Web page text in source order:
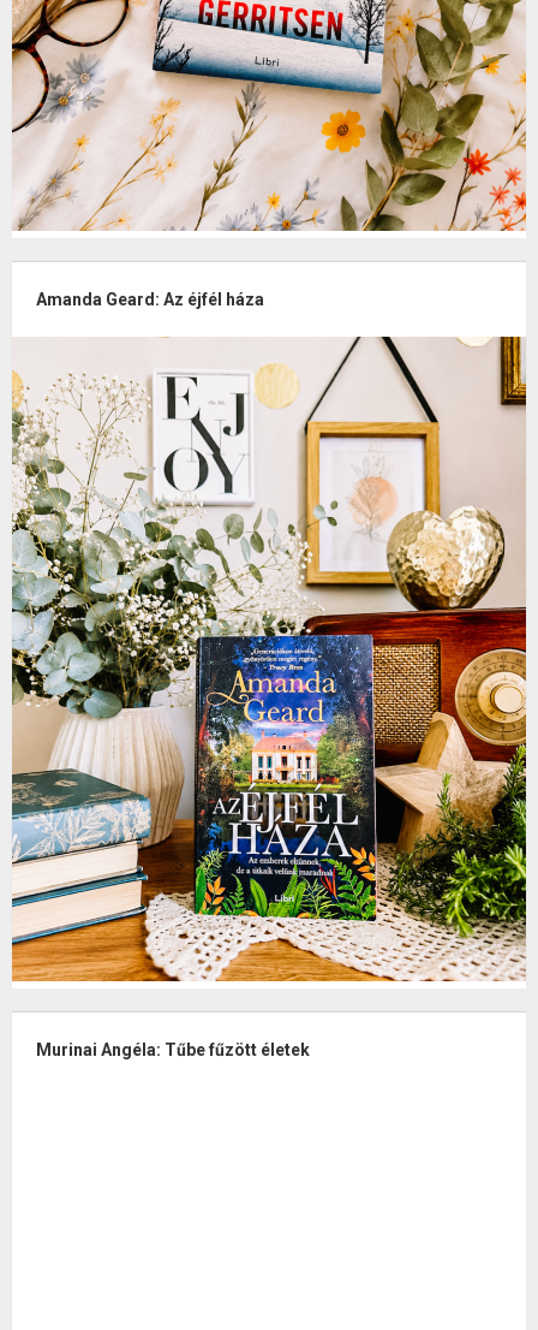
Amanda Geard: Az éjfél háza
Murinai Angéla: Tűbe fűzött életek